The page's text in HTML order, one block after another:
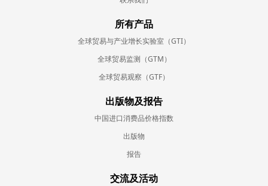
所有产品
全球贸易与产业增长实验室（GTI）
全球贸易监测（GTM）
全球贸易观察（GTF）
出版物及报告
中国进口消费品价格指数
出版物
报告
交流及活动